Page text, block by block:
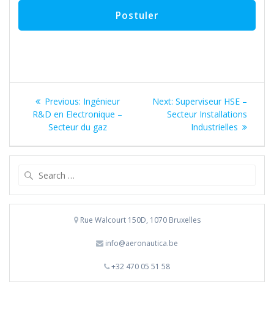
Navigation
l’article
Previous: Previous
post:
Ingénieur
R&D en Electronique –
Secteur du gaz
Next: Next
post:
Superviseur HSE –
Secteur Installations
Industrielles
Rue Walcourt 150D, 1070 Bruxelles
info@aeronautica.be
+32 470 05 51 58